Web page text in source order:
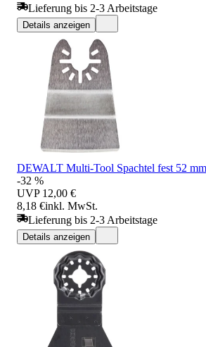
Lieferung bis 2-3 Arbeitstage
Details anzeigen
DEWALT Multi-Tool Spachtel fest 52
-32 %
UVP 12,00 €
8,18 €inkl. MwSt.
Lieferung bis 2-3 Arbeitstage
Details anzeigen